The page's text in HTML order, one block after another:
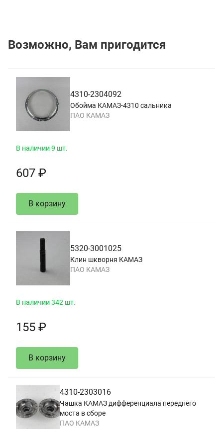
Возможно, Вам пригодится
4310-2304092
Обойма КАМАЗ-4310 сальника
ПАО КАМАЗ
В наличии 9 шт.
607 ₽
В корзину
5320-3001025
Клин шкворня КАМАЗ
ПАО КАМАЗ
В наличии 342 шт.
155 ₽
В корзину
4310-2303016
Чашка КАМАЗ дифференциала переднего
моста в сборе
ПАО КАМАЗ